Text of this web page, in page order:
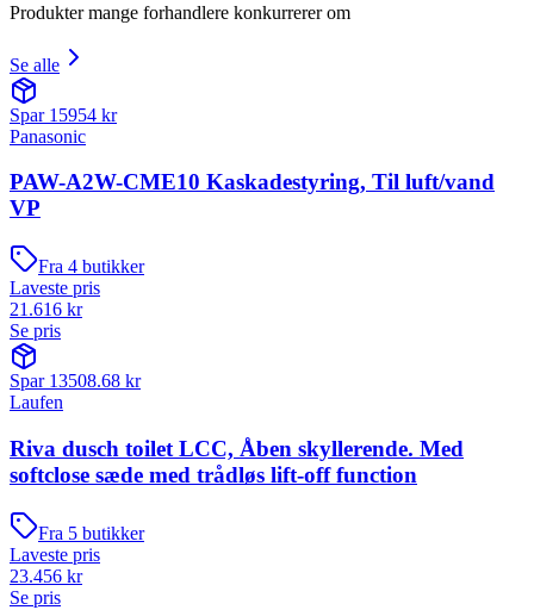
Produkter mange forhandlere konkurrerer om
Se alle
Spar 15954 kr
Panasonic
PAW-A2W-CME10 Kaskadestyring, Til luft/vand
VP
Fra 4 butikker
Laveste pris
21.616 kr
Se pris
Spar 13508.68 kr
Laufen
Riva dusch toilet LCC, Åben skyllerende. Med
softclose sæde med trådløs lift-off function
Fra 5 butikker
Laveste pris
23.456 kr
Se pris